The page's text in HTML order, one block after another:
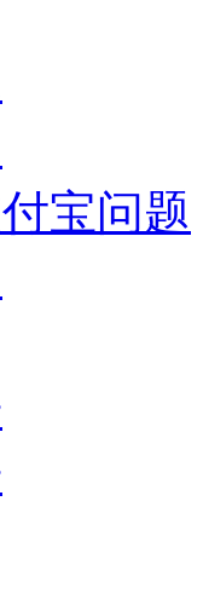
宝问题